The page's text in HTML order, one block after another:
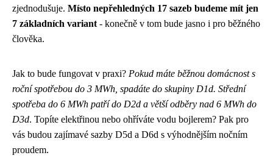
zjednodušuje. Místo nepřehledných 17 sazeb budeme mít jen
7 základních variant - konečně v tom bude jasno i pro běžného
člověka.
Jak to bude fungovat v praxi? Pokud máte běžnou domácnost s
roční spotřebou do 3 MWh, spadáte do skupiny D1d. Střední
spotřeba do 6 MWh patří do D2d a větší odběry nad 6 MWh do
D3d. Topíte elektřinou nebo ohříváte vodu bojlerem? Pak pro
vás budou zajímavé sazby D5d a D6d s výhodnějším nočním
proudem.